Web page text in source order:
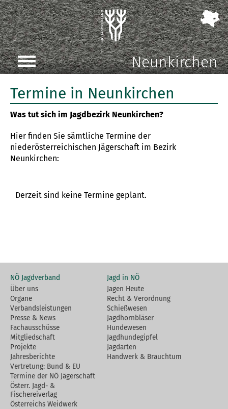
Neunkirchen
Termine in Neunkirchen
Was tut sich im Jagdbezirk Neunkirchen?
Hier finden Sie sämtliche Termine der
niederösterreichischen Jägerschaft im Bezirk
Neunkirchen:
Derzeit sind keine Termine geplant.
NÖ Jagdverband
Über uns
Organe
Verbandsleistungen
Presse & News
Fachausschüsse
Mitgliedschaft
Projekte
Jahresberichte
Vertretung: Bund & EU
Termine der NÖ Jägerschaft
Österr. Jagd- &
Fischereiverlag
Österreichs Weidwerk
Jagd in NÖ
Jagen Heute
Recht & Verordnung
Schießwesen
Jagdhornbläser
Hundewesen
Jagdhundegipfel
Jagdarten
Handwerk & Brauchtum